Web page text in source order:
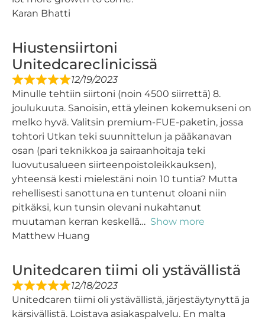
Karan Bhatti
Hiustensiirtoni
Unitedcareclinicissä
12/19/2023
Minulle tehtiin siirtoni (noin 4500 siirrettä) 8.
joulukuuta. Sanoisin, että yleinen kokemukseni on
melko hyvä. Valitsin premium-FUE-paketin, jossa
tohtori Utkan teki suunnittelun ja pääkanavan
osan (pari teknikkoa ja sairaanhoitaja teki
luovutusalueen siirteenpoistoleikkauksen),
yhteensä kesti mielestäni noin 10 tuntia? Mutta
rehellisesti sanottuna en tuntenut oloani niin
pitkäksi, kun tunsin olevani nukahtanut
muutaman kerran keskellä
Show more
Matthew Huang
Unitedcaren tiimi oli ystävällistä
12/18/2023
Unitedcaren tiimi oli ystävällistä, järjestäytynyttä ja
kärsivällistä. Loistava asiakaspalvelu. En malta